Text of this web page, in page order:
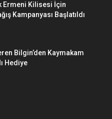
Ermeni Kilisesi İçin
Kampanyası Başlatıldı
Bilgin’den Kaymakam
Hediye